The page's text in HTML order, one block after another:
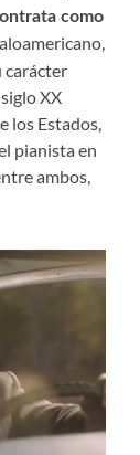
como
carácter
XX
los Estados,
pianista en
ambos,